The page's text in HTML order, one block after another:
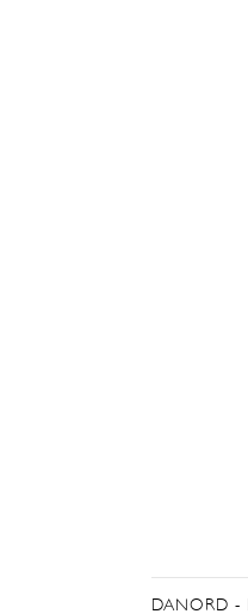
DANORD -